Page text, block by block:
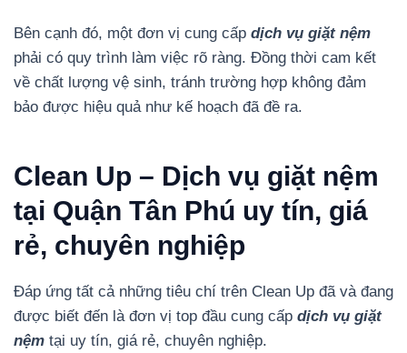
Bên cạnh đó, một đơn vị cung cấp dịch vụ giặt nệm
phải có quy trình làm việc rõ ràng. Đồng thời cam kết
về chất lượng vệ sinh, tránh trường hợp không đảm
bảo được hiệu quả như kế hoạch đã đề ra.
Clean Up – Dịch vụ giặt nệm
tại Quận Tân Phú uy tín, giá
rẻ, chuyên nghiệp
Đáp ứng tất cả những tiêu chí trên Clean Up đã và đang
được biết đến là đơn vị top đầu cung cấp dịch vụ giặt
nệm tại uy tín, giá rẻ, chuyên nghiệp.